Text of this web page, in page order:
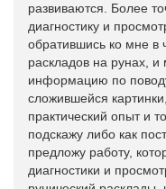
развиваются. Более
диагностику и
обратившись ко мне в
раскладов на рунах,
информацию по
сложившейся
практический опыт и
подскажу либо как
предложу работу,
диагностики и